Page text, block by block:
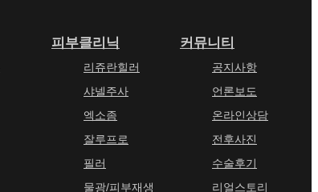
피부클리닉
리쥬란힐러
샤넬주사
엑소좀
잘루프로
필러
물광/피부재생
커뮤니티
공지사항
언론보도
온라인상담
전후사진
수술후기
리얼스토리